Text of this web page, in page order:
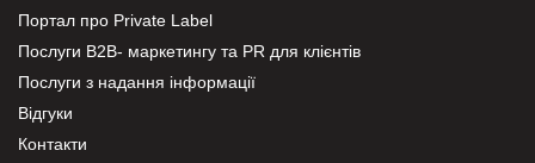
Портал про Private Label
Послуги В2В- маркетингу та PR для клієнтів
Послуги з надання інформації
Відгуки
Контакти